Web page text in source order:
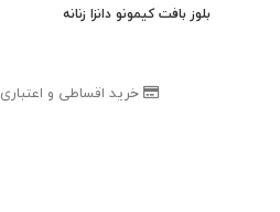
بلوز بافت کیمونو دانزا زنانه
خرید اقساطی و اعتباری